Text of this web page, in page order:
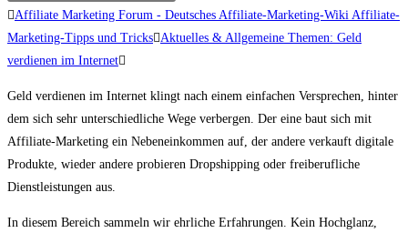
Forum-
Breadcrumbs
-
Affiliate Marketing Forum - Deutsches Affiliate-Marketing-Wiki Affiliate-
Marketing-Tipps und Tricks Aktuelles & Allgemeine Themen: Geld
verdienen im Internet
Geld verdienen im Internet klingt nach einem einfachen Versprechen, hinter
dem sich sehr unterschiedliche Wege verbergen. Der eine baut sich mit
Affiliate-Marketing ein Nebeneinkommen auf, der andere verkauft digitale
Produkte, wieder andere probieren Dropshipping oder freiberufliche
Dienstleistungen aus.
In diesem Bereich sammeln wir ehrliche Erfahrungen. Kein Hochglanz,